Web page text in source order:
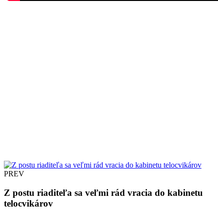
PREV
Z postu riaditeľa sa veľmi rád vracia do kabinetu
telocvikárov